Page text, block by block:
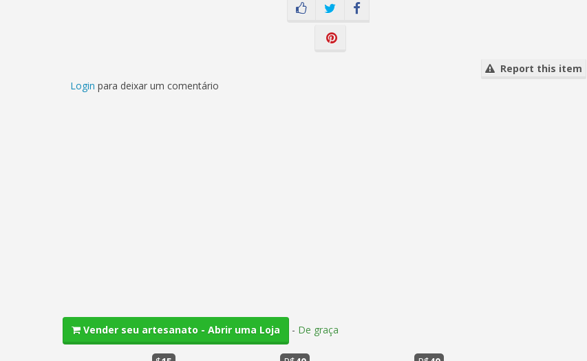
Report this item
Login para deixar um comentário
Vender seu artesanato - Abrir uma Loja - De graça